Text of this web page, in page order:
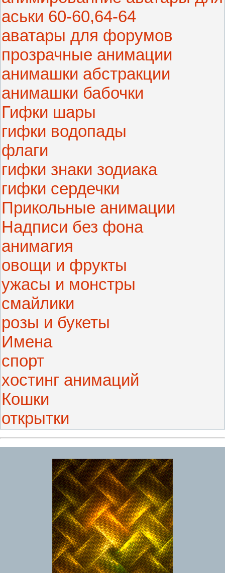
аськи 60-60,64-64
аватары для форумов
прозрачные анимации
анимашки абстракции
анимашки бабочки
Гифки шары
гифки водопады
флаги
гифки знаки зодиака
гифки сердечки
Прикольные анимации
Надписи без фона
анимагия
овощи и фрукты
ужасы и монстры
смайлики
розы и букеты
Имена
спорт
хостинг анимаций
Кошки
открытки